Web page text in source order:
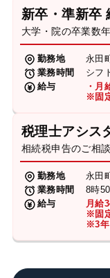
新卒・準新卒
大学・院の卒業数
勤務地
永田
業務時間
シフ
給与
・月
※固
税理士アシス
相続税申告のご相
勤務地
永田
業務時間
8時
給与
月給
※固
※3年